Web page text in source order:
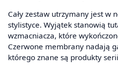
Cały zestaw utrzymany jest w
stylistyce. Wyjątek stanowią
wzmacniacza, które
Czerwone membrany nadają
którego znane są produkty